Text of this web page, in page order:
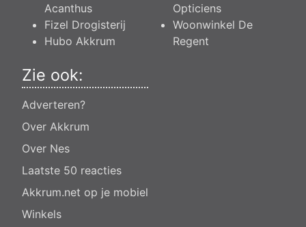
Acanthus
Fizel Drogisterij
Hubo Akkrum
Opticiens
Woonwinkel De
Regent
Zie ook:
Adverteren?
Over Akkrum
Over Nes
Laatste 50 reacties
Akkrum.net op je mobiel
Winkels